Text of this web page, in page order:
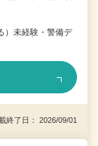
）未経験・警備デ
了日： 2026/09/01